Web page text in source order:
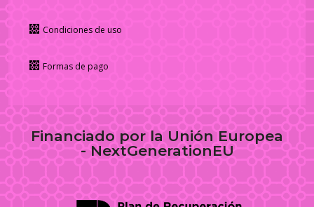
Condiciones de uso
Formas de pago
Financiado por la Unión Europea
- NextGenerationEU